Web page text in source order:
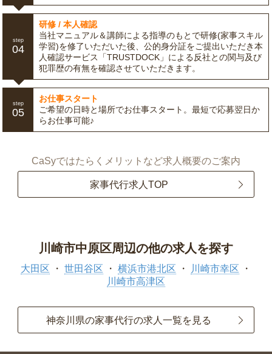
step
04
研修 / 本人確認
当社マニュアル＆講師による指導のもとで研修(家事スキル
学習)を修了いただいた後、公的身分証をご提出いただき本
人確認サービス「TRUSTDOCK」による反社との関与及び
犯罪歴の有無を確認させていただきます。
step
05
お仕事スタート
ご希望の日時と場所でお仕事スタート。最短で応募翌日か
らお仕事可能♪
CaSyではたらくメリットなど求人概要のご案内
家事代行求人TOP
川崎市中原区周辺の他の求人を探す
大田区 世田谷区 横浜市港北区
川崎市幸区
川崎市高津区
神奈川県の家事代行の求人一覧を見る